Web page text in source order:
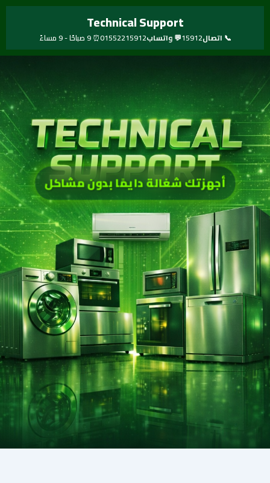
تخطي
Technical Support
📞 اتصال15912💬 واتساب01552215912⏰ 9 صباحًا - 9 مساءً
أجهزتك شغالة دايمًا بدون مشاكل